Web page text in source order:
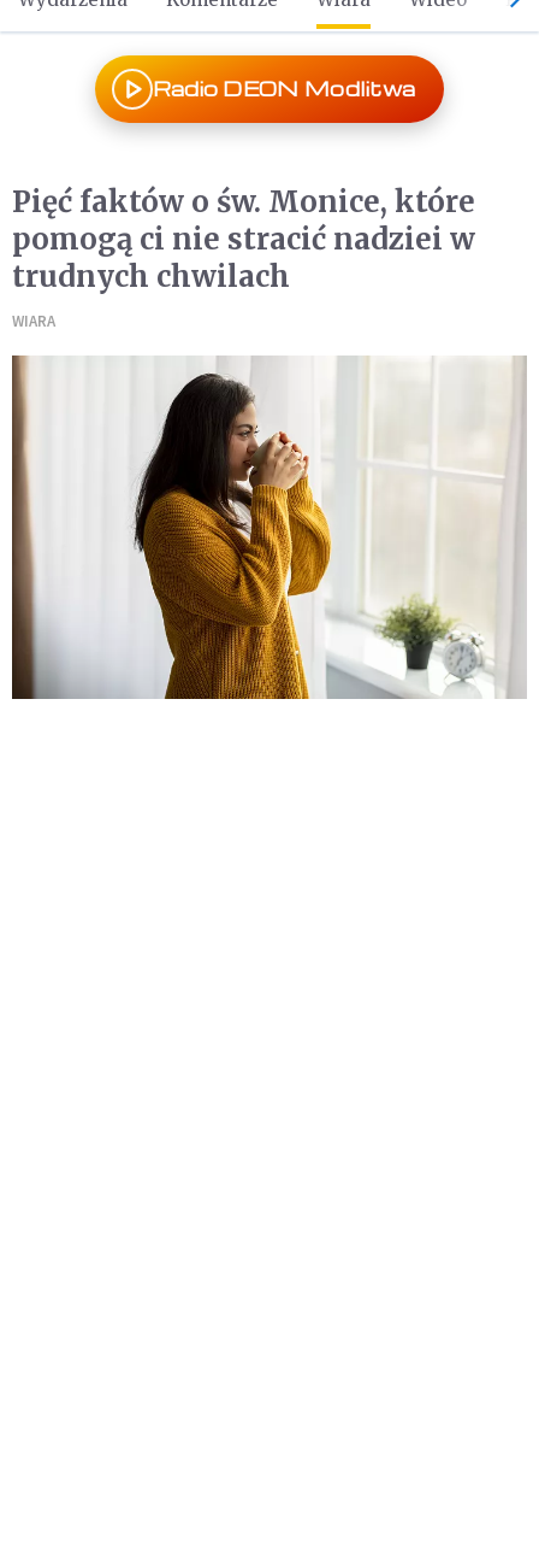
Radio DEON Modlitwa
Pięć faktów o św. Monice, które
pomogą ci nie stracić nadziei w
trudnych chwilach
WIARA